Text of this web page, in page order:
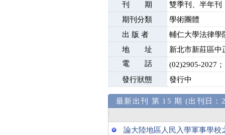
刊 期
雙季刊、半年刊
期刊分類
學術團體
出 版 者
輔仁大學法律學
地 址
新北市新莊區中
電 話
(02)2905-2027；
發行狀態
發行中
最新出刊 第 15 期 (出刊日：
論大陸地區人民入學軍事學校